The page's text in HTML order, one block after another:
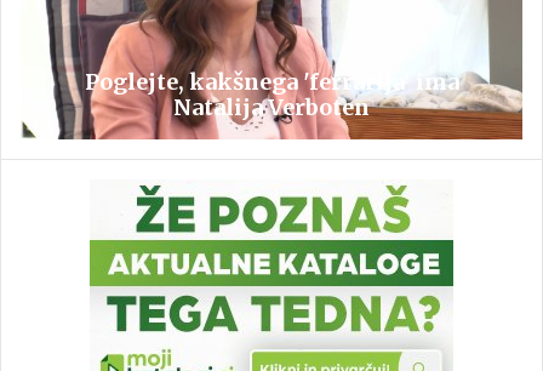
Poglejte, kakšnega 'ferrarija' ima
Natalija Verboten